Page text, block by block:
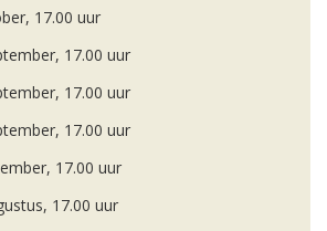
17.00 uur
17.00 uur
17.00 uur
17.00 uur
17.00 uur
17.00 uur